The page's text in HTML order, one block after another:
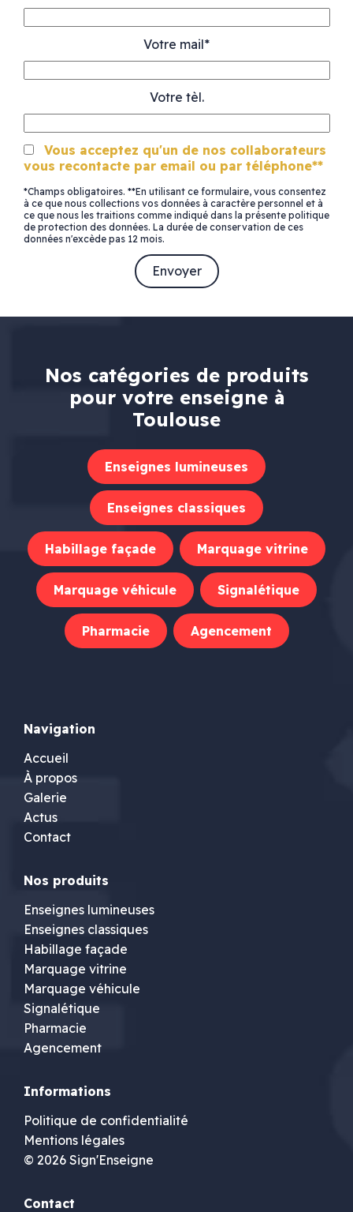
Votre mail*
Votre tèl.
Vous acceptez qu'un de nos collaborateurs
vous recontacte par email ou par téléphone**
*Champs obligatoires. **En utilisant ce formulaire, vous consentez
à ce que nous collections vos données à caractère personnel et à
ce que nous les traitions comme indiqué dans la présente politique
de protection des données. La durée de conservation de ces
données n'excède pas 12 mois.
Nos catégories de produits
pour votre enseigne à
Toulouse
Enseignes lumineuses
Enseignes classiques
Habillage façade Marquage vitrine
Marquage véhicule Signalétique
Pharmacie Agencement
Navigation
Accueil
À propos
Galerie
Actus
Contact
Nos produits
Enseignes lumineuses
Enseignes classiques
Habillage façade
Marquage vitrine
Marquage véhicule
Signalétique
Pharmacie
Agencement
Informations
Politique de confidentialité
Mentions légales
© 2026 Sign'Enseigne
Contact